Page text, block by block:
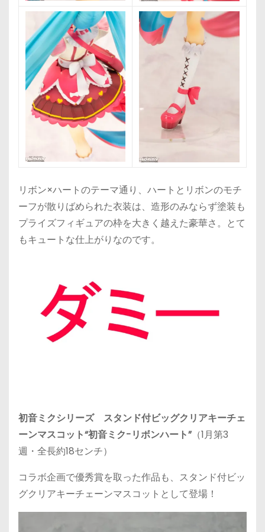
リボン×ハートのテーマ通り、ハートとリボンのモチ
ーフが散りばめられた衣装は、造形のみならず塗装も
プライズフィギュアの枠を大きく越えた豪華さ。とて
もキュートな仕上がりなのです。
初音ミクシリーズ スタンド付ビッグクリアキーチェ
ーンマスコット“初音ミク-リボンハート”（1月第3
週・全長約18センチ）
コラボ企画で優秀賞を取った作品も、スタンド付ビッ
グクリアキーチェーンマスコットとして登場！